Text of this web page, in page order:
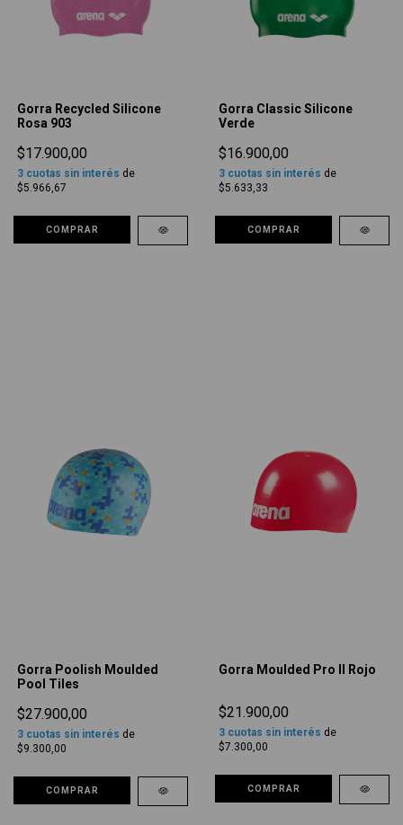
Gorra Recycled Silicone
Rosa 903
$17.900,00
3 cuotas sin interés de
$5.966,67
COMPRAR
Gorra Classic Silicone
Verde
$16.900,00
3 cuotas sin interés de
$5.633,33
COMPRAR
Gorra Poolish Moulded
Pool Tiles
$27.900,00
3 cuotas sin interés de
$9.300,00
COMPRAR
Gorra Moulded Pro II Rojo
$21.900,00
3 cuotas sin interés de
$7.300,00
COMPRAR